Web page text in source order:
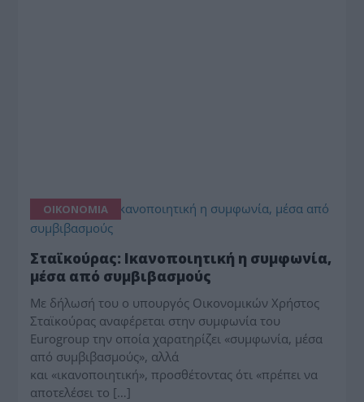
ΟΙΚΟΝΟΜΙΑ
Σταϊκούρας: Ικανοποιητική η συμφωνία,
μέσα από συμβιβασμούς
Με δήλωσή του ο υπουργός Οικονομικών Χρήστος
Σταϊκούρας αναφέρεται στην συμφωνία του
Eurogroup την οποία χαρατηρίζει «συμφωνία, μέσα
από συμβιβασμούς», αλλά
και «ικανοποιητική», προσθέτοντας ότι «πρέπει να
αποτελέσει το […]